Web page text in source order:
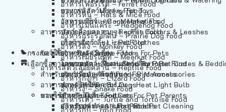
อาหารเฟอร์เร็ต – Ferret Food
อาหารหนู – Rats & Mice Food
อาหารเม่นแคระ – Hedgehog Food
อาหารกระรอกดิน – Prairie Dog Food
อาหารลิง – Monkey Food
อาหารเมียร์แคท – Meerkat Food
อาหารสัตว์เลี้อยคลาน – Reptile Food
อาหารกิ้งก่า – Lizard Food
อาหารงู – Snake Food
อาหารเต่า – Turtle and Tortoise Food
อาหารกบ – Frog Food
อาหารลิง – Monkey Food
อาหารเมียร์แคท – Meerkat Food
อาหารสัตว์เลี้อยคลาน – Reptile Food
อาหารกิ้งก่า – Lizard Food
อาหารงู – Snake Food
อาหารเต่า – Turtle and Tortoise Food
อาหารกบ – Frog Food
อาหารนก – Bird Food
อาหารปลา – Fish Food
อาหารปลา – All Fish Food
ของเล่นสัตว์เลี้ยง – Pet Toys
วัสดุรองกรง – Cage Materials
ปลอกคอและสายจูง – Pet Collars & Leashes
เสื้อผ้าสัตว์เลี้ยง – Pet Clothes
ของใช้สำหรับสัตว์เลี้ยง – More For Pets
โดมนอนและที่นอนสัตว์เลี้ยง – Pet Crates &
ของประดับสำหรับนก – Bird Accessories
หลอดไฟให้ความร้อน – Heat Light Bulb
ของใช้สำหรับผู้เลี้ยง – Items For Pet Parents
ผลิตภัณฑ์ทำความสะอาด – Pet Cleaning
กรงสัตว์เลี้ยง – Pet Cages
เลือกซื้อตามหมวดสัตว์เลี้ยง – Shop By Pet
สำหรับสัตว์เลี้ยงลูกด้วยนม – For Mammals
สำหรับสุนัข – For Dogs
สำหรับแมว – For Cats
สำหรับกระต่าย – For Rabbits